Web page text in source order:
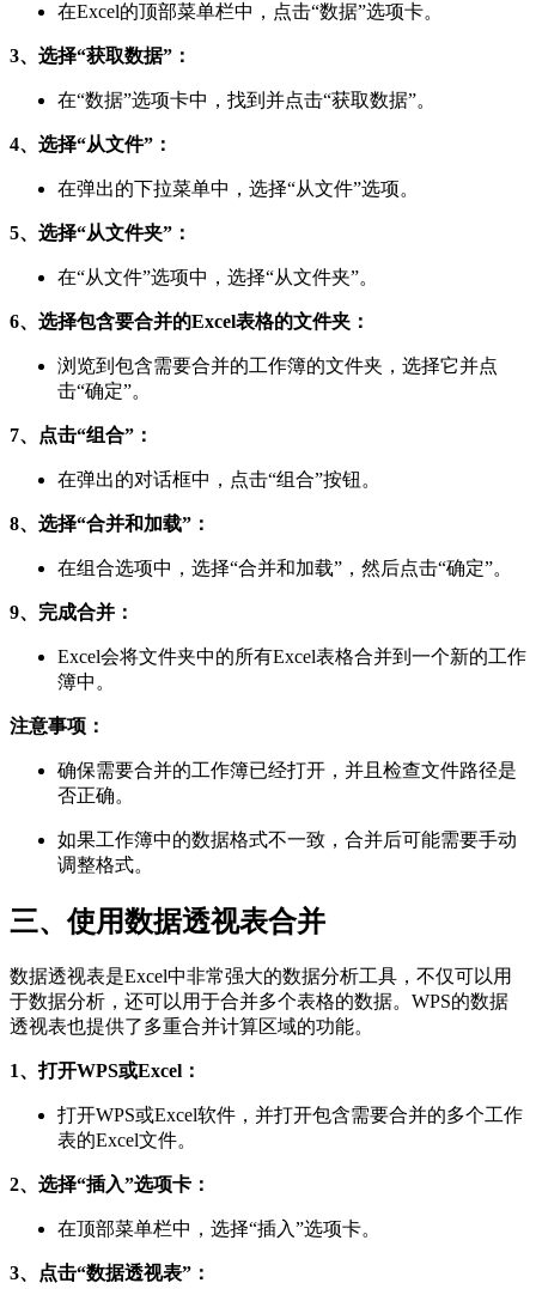
在Excel的顶部菜单栏中，点击“数据”选项卡。
3、选择“获取数据”：
在“数据”选项卡中，找到并点击“获取数据”。
4、选择“从文件”：
在弹出的下拉菜单中，选择“从文件”选项。
5、选择“从文件夹”：
在“从文件”选项中，选择“从文件夹”。
6、选择包含要合并的Excel表格的文件夹：
浏览到包含需要合并的工作簿的文件夹，选择它并点
击“确定”。
7、点击“组合”：
在弹出的对话框中，点击“组合”按钮。
8、选择“合并和加载”：
在组合选项中，选择“合并和加载”，然后点击“确定”。
9、完成合并：
Excel会将文件夹中的所有Excel表格合并到一个新的工作
簿中。
注意事项：
确保需要合并的工作簿已经打开，并且检查文件路径是
否正确。
如果工作簿中的数据格式不一致，合并后可能需要手动
调整格式。
三、使用数据透视表合并
数据透视表是Excel中非常强大的数据分析工具，不仅可以用
于数据分析，还可以用于合并多个表格的数据。WPS的数据
透视表也提供了多重合并计算区域的功能。
1、打开WPS或Excel：
打开WPS或Excel软件，并打开包含需要合并的多个工作
表的Excel文件。
2、选择“插入”选项卡：
在顶部菜单栏中，选择“插入”选项卡。
3、点击“数据透视表”：